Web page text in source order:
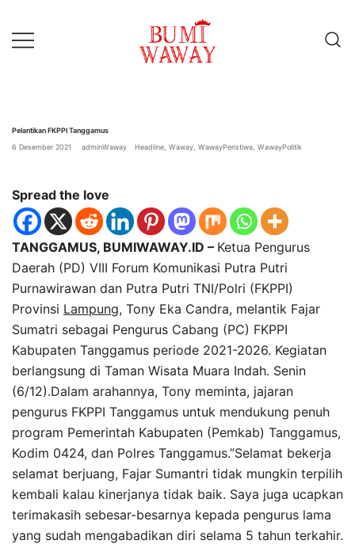
ke
konten
Pelantikan FKPPI Tanggamus
6 Desember 2021
adminWaway Headline Waway WawayPeristiwa WawayPolitik
Spread the love
TANGGAMUS, BUMIWAWAY.ID – Ketua Pengurus
Daerah (PD) VIII Forum Komunikasi Putra Putri
Purnawirawan dan Putra Putri TNI/Polri (FKPPI)
Provinsi Lampung, Tony Eka Candra, melantik Fajar
Sumatri sebagai Pengurus Cabang (PC) FKPPI
Kabupaten Tanggamus periode 2021-2026. Kegiatan
berlangsung di Taman Wisata Muara Indah. Senin
(6/12).Dalam arahannya, Tony meminta, jajaran
pengurus FKPPI Tanggamus untuk mendukung penuh
program Pemerintah Kabupaten (Pemkab) Tanggamus,
Kodim 0424, dan Polres Tanggamus.”Selamat bekerja
selamat berjuang, Fajar Sumantri tidak mungkin terpilih
kembali kalau kinerjanya tidak baik. Saya juga ucapkan
terimakasih sebesar-besarnya kepada pengurus lama
yang sudah mengabadikan diri selama 5 tahun terkahir.